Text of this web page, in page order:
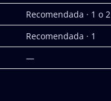
Recomendada · 1 o 2
Recomendada · 1
—